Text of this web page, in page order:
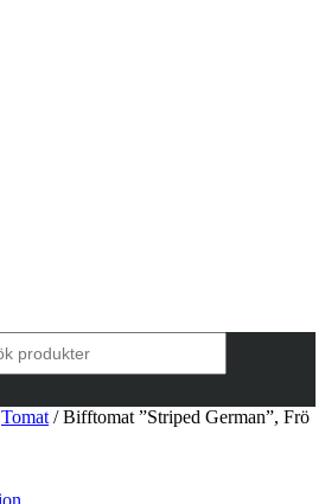
Tomat/ Bifftomat ”Striped German”, Frö